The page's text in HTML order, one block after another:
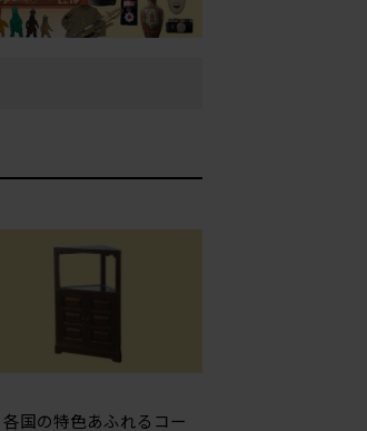
国の特色あふれるコー